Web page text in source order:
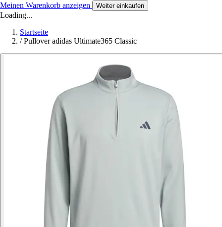
Meinen Warenkorb anzeigen Weiter einkaufen
Loading...
Startseite
/ Pullover adidas Ultimate365 Classic